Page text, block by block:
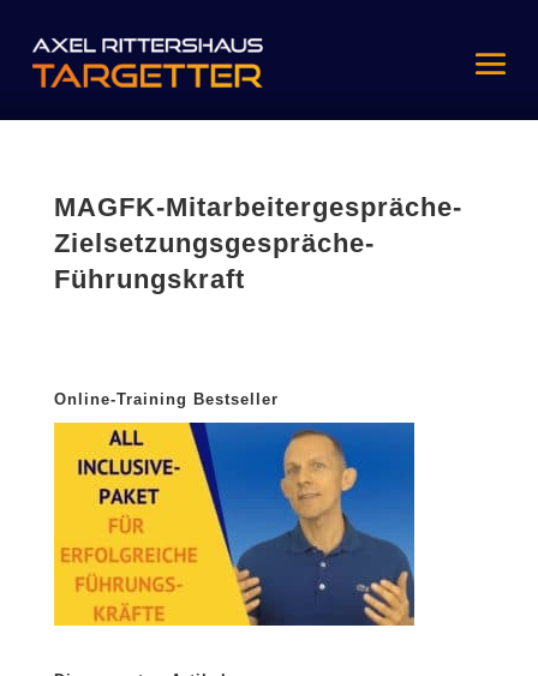
MAGFK-Mitarbeitergespräche-
Zielsetzungsgespräche-
Führungskraft
Online-Training Bestseller